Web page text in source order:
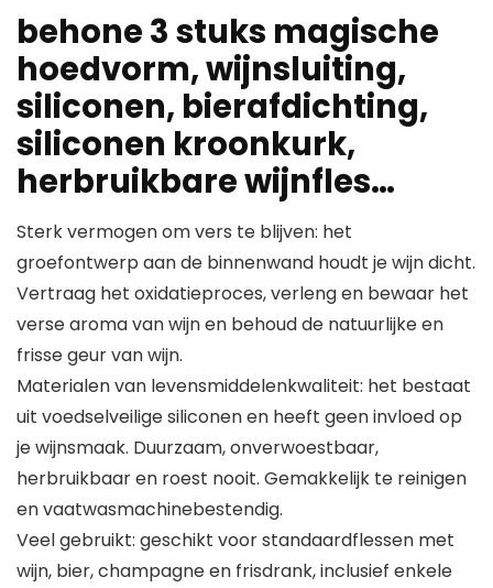
behone 3 stuks magische
hoedvorm, wijnsluiting,
siliconen, bierafdichting,
siliconen kroonkurk,
herbruikbare wijnfles…
Sterk vermogen om vers te blijven: het
groefontwerp aan de binnenwand houdt je wijn dicht.
Vertraag het oxidatieproces, verleng en bewaar het
verse aroma van wijn en behoud de natuurlijke en
frisse geur van wijn.
Materialen van levensmiddelenkwaliteit: het bestaat
uit voedselveilige siliconen en heeft geen invloed op
je wijnsmaak. Duurzaam, onverwoestbaar,
herbruikbaar en roest nooit. Gemakkelijk te reinigen
en vaatwasmachinebestendig.
Veel gebruikt: geschikt voor standaardflessen met
wijn, bier, champagne en frisdrank, inclusief enkele